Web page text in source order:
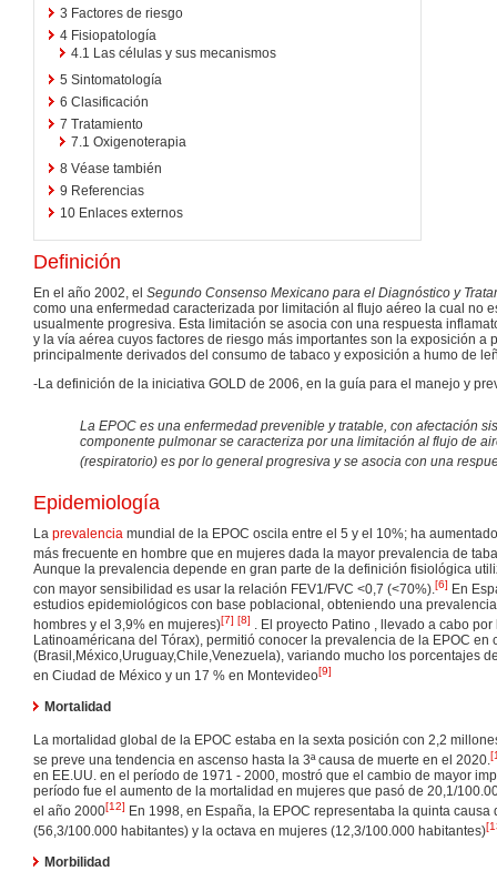
3 Factores de riesgo
4 Fisiopatología
4.1 Las células y sus mecanismos
5 Sintomatología
6 Clasificación
7 Tratamiento
7.1 Oxigenoterapia
8 Véase también
9 Referencias
10 Enlaces externos
Definición
En el año 2002, el Segundo Consenso Mexicano para el Diagnóstico y
como una enfermedad caracterizada por limitación al flujo aéreo la cual no
usualmente progresiva. Esta limitación se asocia con una respuesta
y la vía aérea cuyos factores de riesgo más importantes son la exposición a
principalmente derivados del consumo de tabaco y exposición a humo de
-La definición de la iniciativa GOLD de 2006, en la guía para el manejo y
La EPOC es una enfermedad prevenible y tratable, con afectación
componente pulmonar se caracteriza por una limitación al flujo de
(respiratorio) es por lo general progresiva y se asocia con una
Epidemiología
La prevalencia mundial de la EPOC oscila entre el 5 y el 10%; ha
más frecuente en hombre que en mujeres dada la mayor prevalencia de
Aunque la prevalencia depende en gran parte de la definición fisiológica
con mayor sensibilidad es usar la relación FEV1/FVC <0,7 (<70%).[6] En
estudios epidemiológicos con base poblacional, obteniendo una
hombres y el 3,9% en mujeres)[7] [8] . El proyecto Patino , llevado a cabo por
Latinoaméricana del Tórax), permitió conocer la prevalencia de la EPOC en
(Brasil,México,Uruguay,Chile,Venezuela), variando mucho los porcentajes
en Ciudad de México y un 17 % en Montevideo[9]
Mortalidad
La mortalidad global de la EPOC estaba en la sexta posición con 2,2
se preve una tendencia en ascenso hasta la 3ª causa de muerte en el 2020.[
en EE.UU. en el período de 1971 - 2000, mostró que el cambio de mayor
período fue el aumento de la mortalidad en mujeres que pasó de 20,1/
el año 2000[12] En 1998, en España, la EPOC representaba la quinta causa
(56,3/100.000 habitantes) y la octava en mujeres (12,3/100.000 habitantes)[
Morbilidad